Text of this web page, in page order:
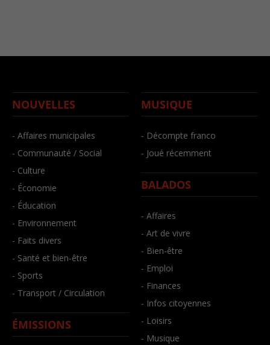
NOUVELLES
- Affaires municipales
- Communauté / Social
- Culture
- Économie
- Éducation
- Environnement
- Faits divers
- Santé et bien-être
- Sports
- Transport / Circulation
ÉMISSIONS
MUSIQUE
- Décompte franco
- Joué récemment
BALADOS
- Affaires
- Art de vivre
- Bien-être
- Emploi
- Finances
- Infos citoyennes
- Loisirs
- Musique